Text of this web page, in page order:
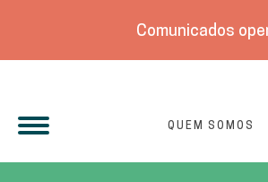
Comunicados
QUEM SOMOS
Fique por dentro